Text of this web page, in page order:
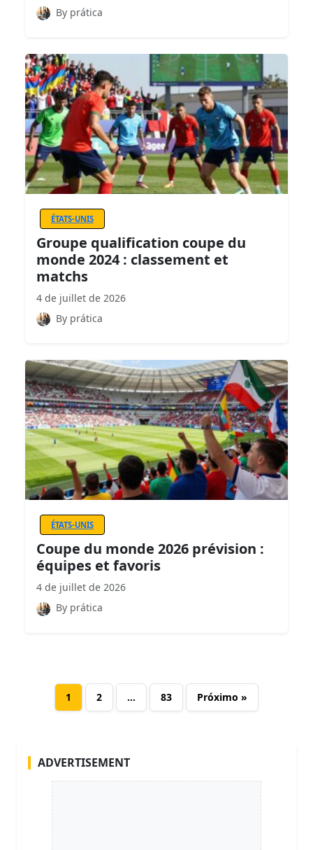
By prática
ÉTATS-UNIS
Groupe qualification coupe du
monde 2024 : classement et
matchs
4 de juillet de 2026
By prática
ÉTATS-UNIS
Coupe du monde 2026 prévision :
équipes et favoris
4 de juillet de 2026
By prática
1 2 … 83 Próximo »
ADVERTISEMENT